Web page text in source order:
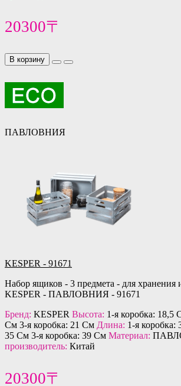
20300〒
В корзину
ПАВЛОВНИЯ
KESPER - 91671
Набор ящиков - 3 предмета - для хранения
KESPER - ПАВЛОВНИЯ - 91671
Бренд: KESPER Высота: 1-я коробка: 18,5
См 3-я коробка: 21 См Длина: 1-я коробка:
35 См 3-я коробка: 39 См Материал:
производитель: Китай
20300〒